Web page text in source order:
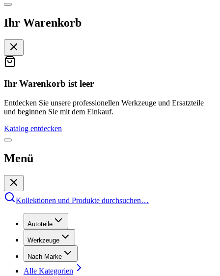
Ihr Warenkorb
Ihr Warenkorb ist leer
Entdecken Sie unsere professionellen Werkzeuge und Ersatzteile
und beginnen Sie mit dem Einkauf.
Katalog entdecken
Menü
Kollektionen und Produkte durchsuchen…
Autoteile
Werkzeuge
Nach Marke
Alle Kategorien